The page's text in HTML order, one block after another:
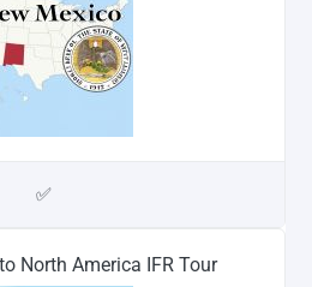
✅
North America IFR Tour